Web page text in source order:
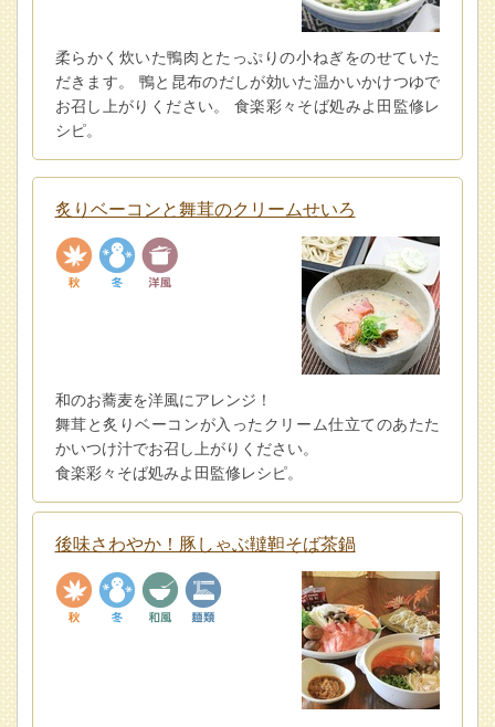
柔らかく炊いた鴨肉とたっぷりの小ねぎをのせていた
だきます。 鴨と昆布のだしが効いた温かいかけつゆで
お召し上がりください。 食楽彩々そば処みよ田監修レ
シピ。
炙りベーコンと舞茸のクリームせいろ
和のお蕎麦を洋風にアレンジ！
舞茸と炙りベーコンが入ったクリーム仕立てのあたた
かいつけ汁でお召し上がりください。
食楽彩々そば処みよ田監修レシピ。
後味さわやか！豚しゃぶ韃靼そば茶鍋